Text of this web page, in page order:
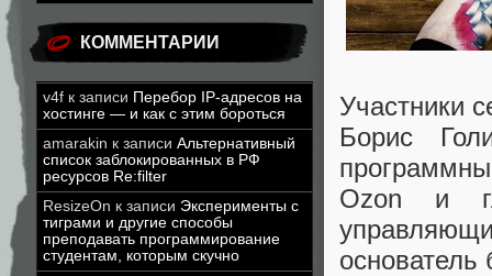
КОММЕНТАРИИ
v4f к записи Перебор IP-адресов на
хостинге — и как с этим бороться
amarakin к записи Альтернативный
список заблокированных в РФ
ресурсов Re:filter
ResizeOn к записи Эксперименты с
тиграми и другие способы
преподавать программирование
студентам, которым скучно
Участники
Борис
Ozon и
основатель